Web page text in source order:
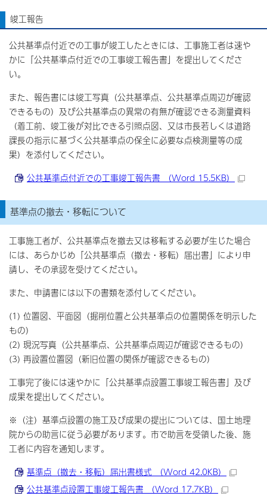
竣工報告
公共基準点付近での工事が竣工したときには、工事施工者は速や
かに「公共基準点付近での工事竣工報告書」を提出してくださ
い。
また、報告書には竣工写真（公共基準点、公共基準点周辺が確認
できるもの）及び公共基準点の異常の有無が確認できる測量資料
（着工前、竣工後が対比できる引照点図、又は市長若しくは道路
課長の指示に基づく公共基準点の保全に必要な点検測量等の成
果）を添付してください。
公共基準点付近での工事竣工報告書 （Word 15.5KB）
基準点の撤去・移転について
工事施工者が、公共基準点を撤去又は移転する必要が生じた場合
には、あらかじめ「公共基準点（撤去・移転）届出書」により申
請し、その承認を受けてください。
また、申請書には以下の書類を添付してください。
(1) 位置図、平面図（掘削位置と公共基準点の位置関係を明示した
もの）
(2) 現況写真（公共基準点、公共基準点周辺が確認できるもの）
(3) 再設置位置図（新旧位置の関係が確認できるもの）
工事完了後には速やかに「公共基準点設置工事竣工報告書」及び
成果を提出してください。
※（注）基準点設置の施工及び成果の提出については、国土地理
院からの助言に従う必要があります。市で助言を受領した後、施
工者に内容を通知します。
基準点（撤去・移転）届出書様式 （Word 42.0KB）
公共基準点設置工事竣工報告書 （Word 17.7KB）